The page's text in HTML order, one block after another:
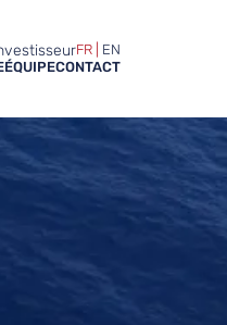
FR
EN
ÉQUIPECONTACT